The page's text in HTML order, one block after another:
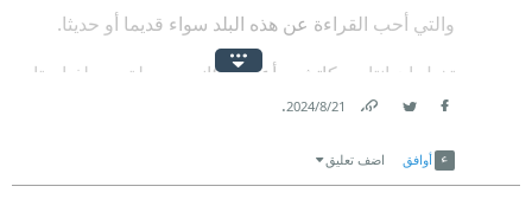
والتي أحب القراءة عن هذه البلد سواء قديما أو حديثا.
تخيل إن إنتاج بوكاتشو وأعماله كانت حصيلة حبه لفياميتا
والتي كانت هي الدافع الرئيسي لانتاجه مثل هذا العمل
القصص ليأنس ويلطف عن مأساة.
21‏/8‏/2024
.
أوافق اضف تعليق